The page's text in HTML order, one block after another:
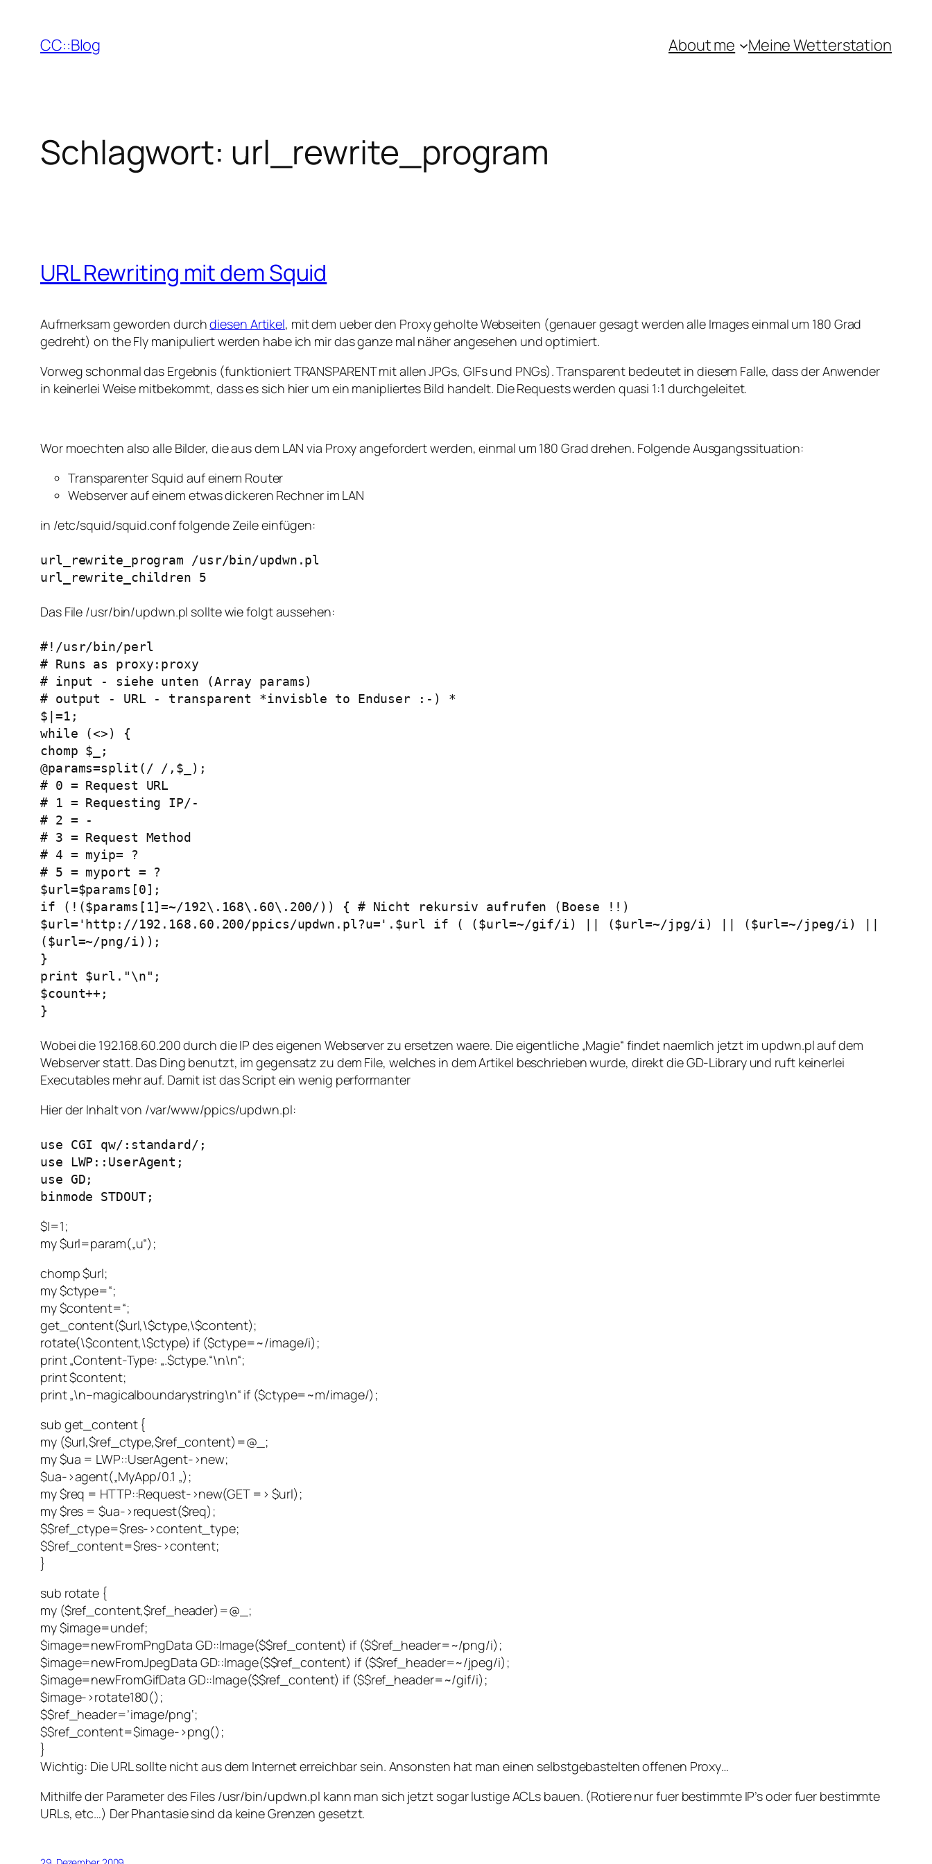
Inhalt
springen
CC::Blog About me Meine Wetterstation
Schlagwort: url_rewrite_program
URL Rewriting mit dem Squid
Aufmerksam geworden durchdiesen Artikel, mit dem ueber den Proxy geholte Webseiten (genauer gesagt werden alle Images einmal um 180 Grad
gedreht) on the Fly manipuliert werden habe ich mir das ganze mal näher angesehen und optimiert.
Vorweg schonmal das Ergebnis (funktioniert TRANSPARENT mit allen JPGs, GIFs und PNGs). Transparent bedeutet in diesem Falle, dass der Anwender
in keinerlei Weise mitbekommt, dass es sich hier um ein manipliertes Bild handelt. Die Requests werden quasi 1:1 durchgeleitet.
Wor moechten also alle Bilder, die aus dem LAN via Proxy angefordert werden, einmal um 180 Grad drehen. Folgende Ausgangssituation:
Transparenter Squid auf einem Router
Webserver auf einem etwas dickeren Rechner im LAN
in /etc/squid/squid.conf folgende Zeile einfügen:
url_rewrite_program /usr/bin/updwn.pl
url_rewrite_children 5
Das File /usr/bin/updwn.pl sollte wie folgt aussehen:
#!/usr/bin/perl
# Runs as proxy:proxy
# input - siehe unten (Array params)
# output - URL - transparent *invisble to Enduser :-) *
$|=1;
while (<>) {
chomp $_;
@params=split(/ /,$_);
# 0 = Request URL
# 1 = Requesting IP/-
# 2 = -
# 3 = Request Method
# 4 = myip= ?
# 5 = myport = ?
$url=$params[0];
if (!($params[1]=~/192\.168\.60\.200/)) { # Nicht rekursiv aufrufen (Boese !!)
$url='http://192.168.60.200/ppics/updwn.pl?u='.$url if ( ($url=~/gif/i) || ($url=~/jpg/i) || ($url=~/jpeg/i) ||
($url=~/png/i));
}
print $url."\n";
$count++;
}
Wobei die 192.168.60.200 durch die IP des eigenen Webserver zu ersetzen waere. Die eigentliche „Magie“ findet naemlich jetzt im updwn.pl auf dem
Webserver statt. Das Ding benutzt, im gegensatz zu dem File, welches in dem Artikel beschrieben wurde, direkt die GD-Library und ruft keinerlei
Executables mehr auf. Damit ist das Script ein wenig performanter
Hier der Inhalt von /var/www/ppics/updwn.pl:
use CGI qw/:standard/;
use LWP::UserAgent;
use GD;
binmode STDOUT;
$|=1;
my $url=param(„u“);
chomp $url;
my $ctype=“;
my $content=“;
get_content($url,\$ctype,\$content);
rotate(\$content,\$ctype) if ($ctype=~/image/i);
print „Content-Type: „.$ctype.“\n\n“;
print $content;
print „\n–magicalboundarystring\n“ if ($ctype=~m/image/);
sub get_content {
my ($url,$ref_ctype,$ref_content)=@_;
my $ua = LWP::UserAgent->new;
$ua->agent(„MyApp/0.1 „);
my $req = HTTP::Request->new(GET => $url);
my $res = $ua->request($req);
$$ref_ctype=$res->content_type;
$$ref_content=$res->content;
}
sub rotate {
my ($ref_content,$ref_header)=@_;
my $image=undef;
$image=newFromPngData GD::Image($$ref_content) if ($$ref_header=~/png/i);
$image=newFromJpegData GD::Image($$ref_content) if ($$ref_header=~/jpeg/i);
$image=newFromGifData GD::Image($$ref_content) if ($$ref_header=~/gif/i);
$image->rotate180();
$$ref_header=’image/png‘;
$$ref_content=$image->png();
}
Wichtig: Die URL sollte nicht aus dem Internet erreichbar sein. Ansonsten hat man einen selbstgebastelten offenen Proxy…
Mithilfe der Parameter des Files /usr/bin/updwn.pl kann man sich jetzt sogar lustige ACLs bauen. (Rotiere nur fuer bestimmte IP’s oder fuer bestimmte
URLs, etc…) Der Phantasie sind da keine Grenzen gesetzt.